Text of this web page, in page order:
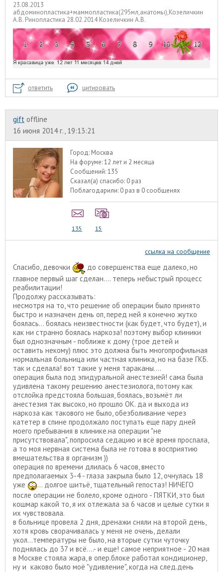
23.08.2013
абдоминопластика+маммопластика(295мл,анатомы),Козеличкин
А.В. Ринопластика 28.02.2014 Козеличкин А.В.
ответить цитировать
gift offline
16 июня 2014 г., 19:13:21
Город: Москва
На форуме:12 лет и 2 месяца
Сообщений:135
Сказал(а) спасибо: 0 раз
Поблагодарили: 0 раз в 0 сообщенях
135 15
ссылка на сообщение
Спасибо, девочки
до совершенства еще далеко, но
главное первый шаг сделан.... теперь небыстрый процесс
реабилитации!
Продолжу рассказывать:
несмотря на то, что решение об операции было принято
быстро и назначен день оп, перед ней я конечно жутко
боялась... боялась неизвестности (как будет, что будет), и
как ни странно боялась наркоза! поэтому выбор клиники
был однозначным - поближе к дому (трое детей и
оставить некому) плюс это должна быть многопрофильная
нормальная больница или частная клиника, но на базе ГКБ.
так и сделала! вот такие у меня тараканы....
операция была под эпидуральной анестезией! сама была
удивлена такому решению анестезиолога, потому как
отслойка предстояла большая, боялась, возьмёт ли
анестезия так высоко, но прошло ОК. да и выхода из
наркоза как такового не было, обезболивание через
катетер в спине продолжало поступать еще пару дней
моего пребывания в клинике.на операции "не
присутствовала", попросила седацию и всё время проспала,
а то моя нервная система была не готова в восприятию
вмешательства в организм ))
операция по времени длилась 6 часов, вместо
предполагаемых 3-4 - глаза закрыла было 12, очнулась 18
уже
... долгое шитьё, тщательный гепостаз! НИЧЕГО
после операции не болело, кроме одного - ПЯТКИ, это был
кошмар какой то, я их отлежала за 6 часов и целые сутки я
их чувствовала.
в больнице провела 2 дня, дренажи сняли на второй день,
хотя кровь сворачивалась у меня не очень, делали
укол...температуры не было, на вторые сутки чуточку
поднялась до 37 и всё....- и еще! самое неприятное - 20 мая
в Москве стояла жара, в опер.блоке работал кондиционер,
ну и каково было моё "удивление", когда на след.день